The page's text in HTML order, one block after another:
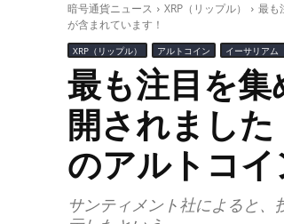
暗号通貨ニュース XRP（リップル）
最も
が含まれています！
XRP（リップル） アルトコイン イーサリアム
最も注目を
開されまし
のアルトコイ
サンティメント社によると